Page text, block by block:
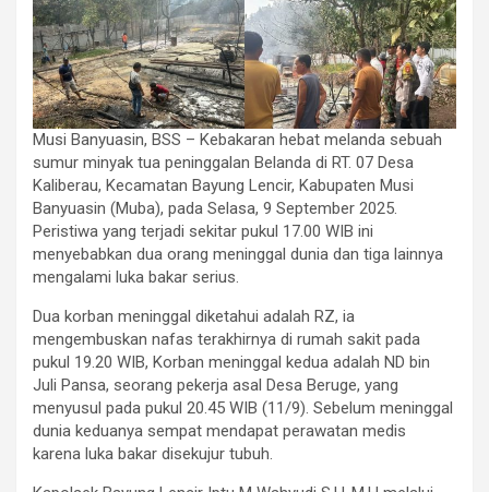
Musi Banyuasin, BSS – Kebakaran hebat melanda sebuah
sumur minyak tua peninggalan Belanda di RT. 07 Desa
Kaliberau, Kecamatan Bayung Lencir, Kabupaten Musi
Banyuasin (Muba), pada Selasa, 9 September 2025.
Peristiwa yang terjadi sekitar pukul 17.00 WIB ini
menyebabkan dua orang meninggal dunia dan tiga lainnya
mengalami luka bakar serius.
Dua korban meninggal diketahui adalah RZ, ia
mengembuskan nafas terakhirnya di rumah sakit pada
pukul 19.20 WIB, Korban meninggal kedua adalah ND bin
Juli Pansa, seorang pekerja asal Desa Beruge, yang
menyusul pada pukul 20.45 WIB (11/9). Sebelum meninggal
dunia keduanya sempat mendapat perawatan medis
karena luka bakar disekujur tubuh.